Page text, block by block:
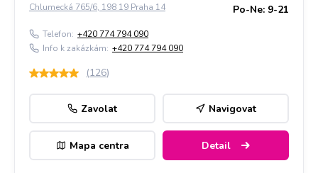
Chlumecká 765/6, 198 19 Praha 14 Po-Ne: 9-21
Telefon: +420 774 794 090
Info k zakázkám: +420 774 794 090
(126)
Zavolat Navigovat
Mapa centra Detail